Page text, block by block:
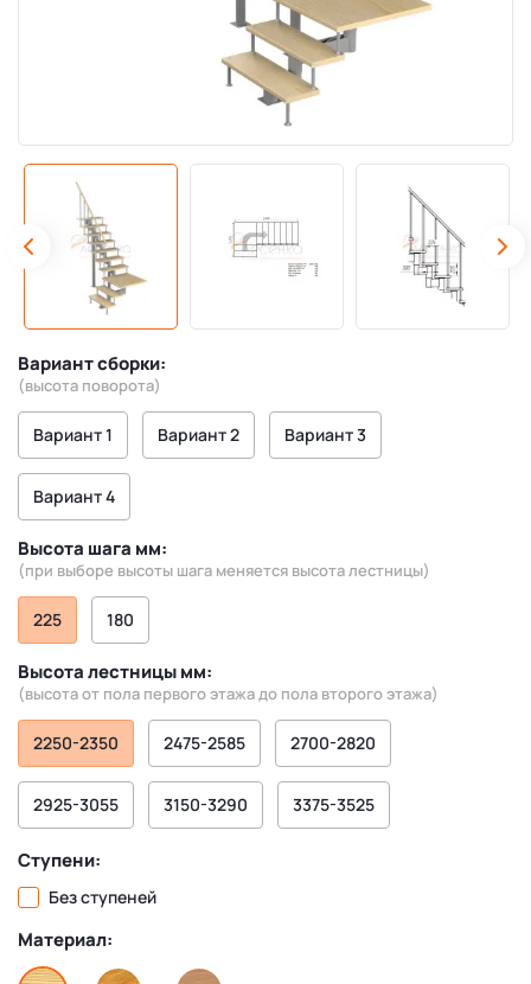
Вариант сборки:
(высота поворота)
Вариант 1 Вариант 2 Вариант 3
Вариант 4
Высота шага мм:
(при выборе высоты шага меняется высота лестницы)
225 180
Высота лестницы мм:
(высота от пола первого этажа до пола второго этажа)
2250-2350 2475-2585 2700-2820
2925-3055 3150-3290 3375-3525
Ступени:
Без ступеней
Материал: